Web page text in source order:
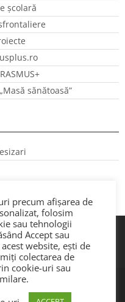
școlară
sănătoasă”
|GDPR
de Webemotion.
precum afișarea de
folosim
sau tehnologii
Accept sau
website, ești de
colectarea de
cookie-uri sau